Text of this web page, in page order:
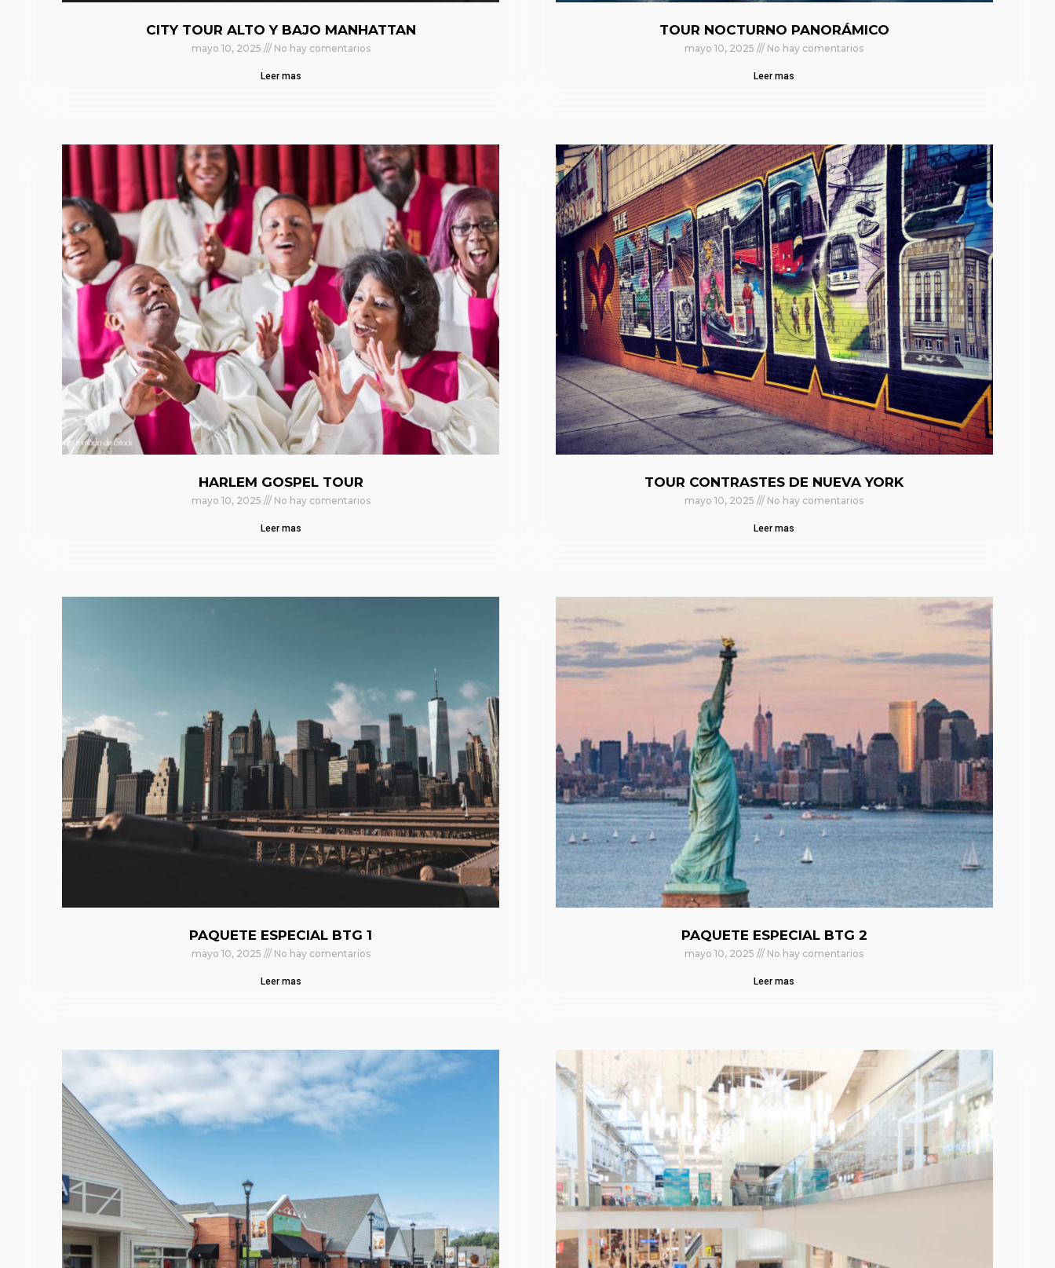
CITY TOUR ALTO Y BAJO MANHATTAN
mayo 10, 2025 No hay comentarios
Leer mas
TOUR NOCTURNO PANORÁMICO
mayo 10, 2025 No hay comentarios
Leer mas
HARLEM GOSPEL TOUR
mayo 10, 2025 No hay comentarios
Leer mas
TOUR CONTRASTES DE NUEVA YORK
mayo 10, 2025 No hay comentarios
Leer mas
PAQUETE ESPECIAL BTG 1
mayo 10, 2025 No hay comentarios
Leer mas
PAQUETE ESPECIAL BTG 2
mayo 10, 2025 No hay comentarios
Leer mas